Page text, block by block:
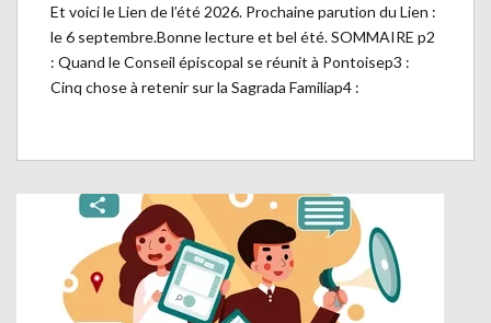
Et voici le Lien de l’été 2026. Prochaine parution du Lien :
le 6 septembre.Bonne lecture et bel été. SOMMAIRE p2
: Quand le Conseil épiscopal se réunit à Pontoisep3 :
Cinq chose à retenir sur la Sagrada Familiap4 :